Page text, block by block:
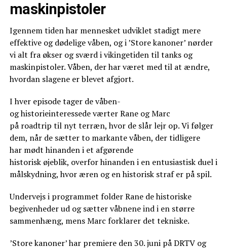
maskinpistoler
Igennem tiden har mennesket udviklet stadigt mere
effektive og dødelige våben, og i ’Store kanoner’ nørder
vi alt fra økser og sværd i vikingetiden til tanks og
maskinpistoler. Våben, der har været med til at ændre,
hvordan slagene er blevet afgjort.
I hver episode tager de våben-
og historieinteressede værter Rane og Marc
på roadtrip til nyt terræn, hvor de slår lejr op. Vi følger
dem, når de sætter to markante våben, der tidligere
har mødt hinanden i et afgørende
historisk øjeblik, overfor hinanden i en entusiastisk duel i
målskydning, hvor æren og en historisk straf er på spil.
Undervejs i programmet folder Rane de historiske
begivenheder ud og sætter våbnene ind i en større
sammenhæng, mens Marc forklarer det tekniske.
’Store kanoner’ har premiere den 30. juni på DRTV og